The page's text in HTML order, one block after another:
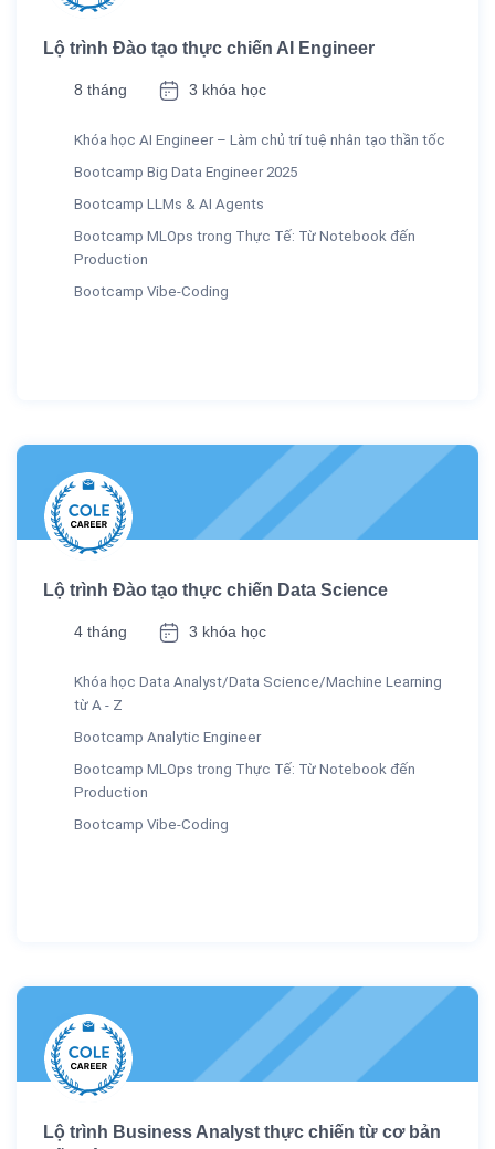
Lộ trình Đào tạo thực chiến AI Engineer
8 tháng 3 khóa học
Khóa học AI Engineer – Làm chủ trí tuệ nhân tạo thần tốc
Bootcamp Big Data Engineer 2025
Bootcamp LLMs & AI Agents
Bootcamp MLOps trong Thực Tế: Từ Notebook đến
Production
Bootcamp Vibe-Coding
Lộ trình Đào tạo thực chiến Data Science
4 tháng 3 khóa học
Khóa học Data Analyst/Data Science/Machine Learning
từ A - Z
Bootcamp Analytic Engineer
Bootcamp MLOps trong Thực Tế: Từ Notebook đến
Production
Bootcamp Vibe-Coding
Lộ trình Business Analyst thực chiến từ cơ bản